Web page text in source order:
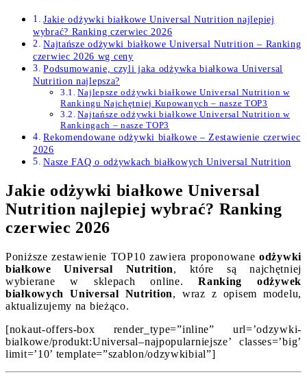
Jakie odżywki białkowe Universal Nutrition najlepiej
wybrać? Ranking czerwiec 2026
Najtańsze odżywki białkowe Universal Nutrition – Ranking
czerwiec 2026 wg ceny
Podsumowanie, czyli jaka odżywka białkowa Universal
Nutrition najlepsza?
Najlepsze odżywki białkowe Universal Nutrition w
Rankingu Najchętniej Kupowanych – nasze TOP3
Najtańsze odżywki białkowe Universal Nutrition w
Rankingach – nasze TOP3
Rekomendowane odżywki białkowe – Zestawienie czerwiec
2026
Nasze FAQ o odżywkach białkowych Universal Nutrition
Jakie odżywki białkowe Universal
Nutrition najlepiej wybrać? Ranking
czerwiec 2026
Poniższe zestawienie TOP10 zawiera proponowaneodżywki
białkowe Universal Nutrition, które są najchętniej
wybierane w sklepach online.Ranking odżywek
białkowych Universal Nutrition, wraz z opisem modelu,
aktualizujemy na bieżąco.
[nokaut-offers-box render_type=”inline” url=’odzywki-
bialkowe/produkt:Universal–najpopularniejsze’ classes=’big’
limit=’10’ template=”szablon/odzywkibial”]